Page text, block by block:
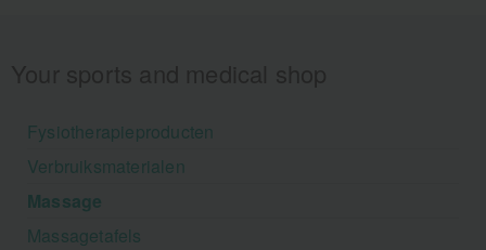
Fysiotherapieproducten
Verbruiksmaterialen
Massage
Massagetafels